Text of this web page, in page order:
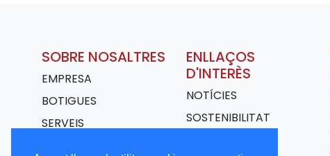
SOBRE NOSALTRES
EMPRESA
BOTIGUES
SERVEIS
ENLLAÇOS
D'INTERÈS
NOTÍCIES
SOSTENIBILITAT